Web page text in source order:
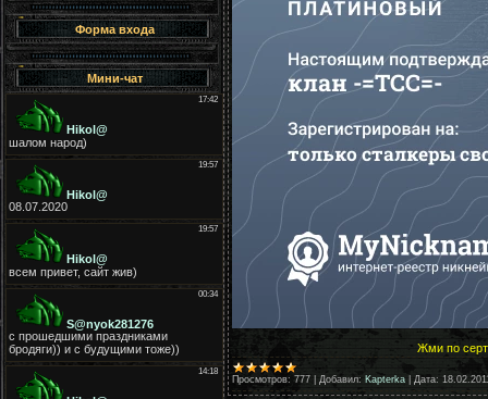
Форма входа
Мини-чат
Жми по
Просмотров: 777 Добавил: Kapterka Дата: